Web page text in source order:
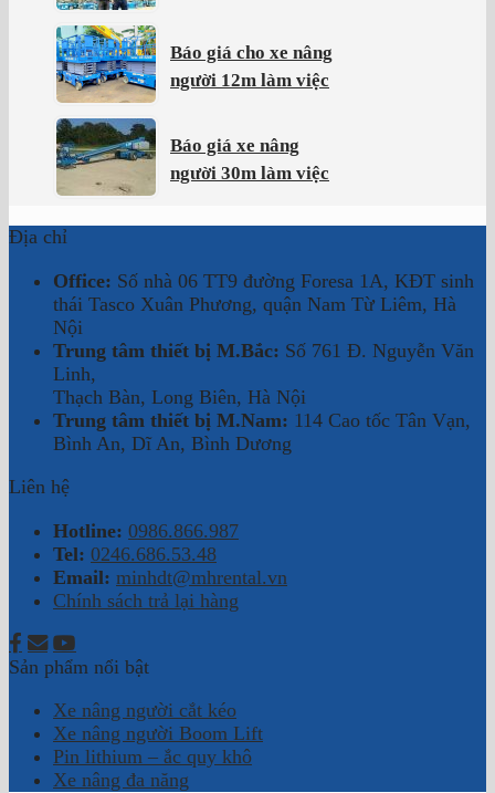
Báo giá cho xe nâng
người 12m làm việc
Báo giá xe nâng
người 30m làm việc
Địa chỉ
Office: Số nhà 06 TT9 đường Foresa 1A, KĐT sinh
thái Tasco Xuân Phương, quận Nam Từ Liêm, Hà
Nội
Trung tâm thiết bị M.Bắc: Số 761 Đ. Nguyễn Văn
Linh,
Thạch Bàn, Long Biên, Hà Nội
Trung tâm thiết bị M.Nam: 114 Cao tốc Tân Vạn,
Bình An, Dĩ An, Bình Dương
Liên hệ
Hotline: 0986.866.987
Tel: 0246.686.53.48
Email: minhdt@mhrental.vn
Chính sách trả lại hàng
Sản phẩm nổi bật
Xe nâng người cắt kéo
Xe nâng người Boom Lift
Pin lithium – ắc quy khô
Xe nâng đa năng